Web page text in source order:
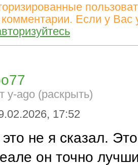
комментарии. Если у Вас
y-ago (раскрыть)
17:52
не я сказал.
он точно